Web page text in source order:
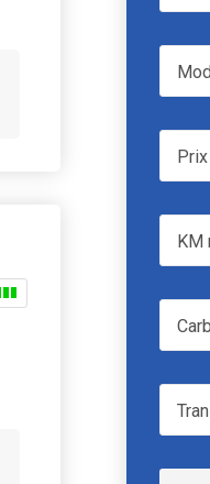
Model
Prix min
KM
Carburant
Transmission